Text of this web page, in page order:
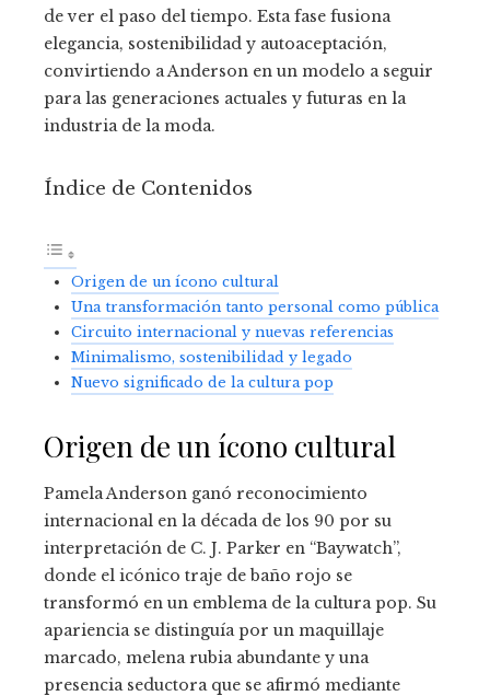
de ver el paso del tiempo. Esta fase fusiona
elegancia, sostenibilidad y autoaceptación,
convirtiendo a Anderson en un modelo a seguir
para las generaciones actuales y futuras en la
industria de la moda.
Índice de Contenidos
Origen de un ícono cultural
Una transformación tanto personal como pública
Circuito internacional y nuevas referencias
Minimalismo, sostenibilidad y legado
Nuevo significado de la cultura pop
Origen de un ícono cultural
Pamela Anderson ganó reconocimiento
internacional en la década de los 90 por su
interpretación de C. J. Parker en “Baywatch”,
donde el icónico traje de baño rojo se
transformó en un emblema de la cultura pop. Su
apariencia se distinguía por un maquillaje
marcado, melena rubia abundante y una
presencia seductora que se afirmó mediante